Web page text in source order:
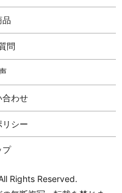
品
問
合わせ
リシー
プ
Rights Reserved.